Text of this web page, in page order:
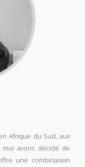
Afrique du Sud, aux
moi avons décidé de
une combinaison